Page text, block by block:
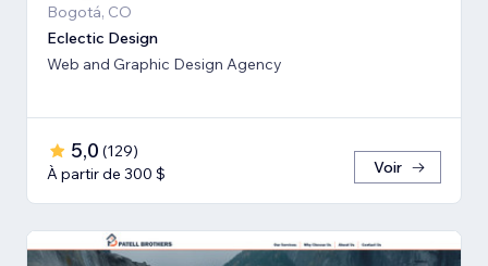
Bogotá, CO
Eclectic Design
Web and Graphic Design Agency
5,0 (129)
À partir de 300 $
Voir